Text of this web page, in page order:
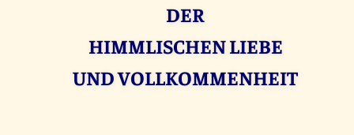
DER
HIMMLISCHEN LIEBE
UND VOLLKOMMENHEIT